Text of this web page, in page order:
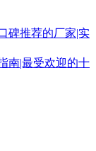
碑推荐的厂家|实
南|最受欢迎的十